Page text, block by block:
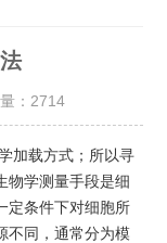
： 2714
加载方式；所以寻
物学测量手段是细
定条件下对细胞所
不同，通常分为模